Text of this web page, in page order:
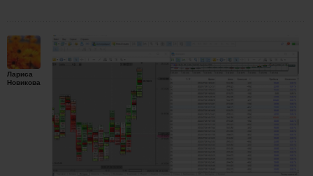
Лариса
Новикова